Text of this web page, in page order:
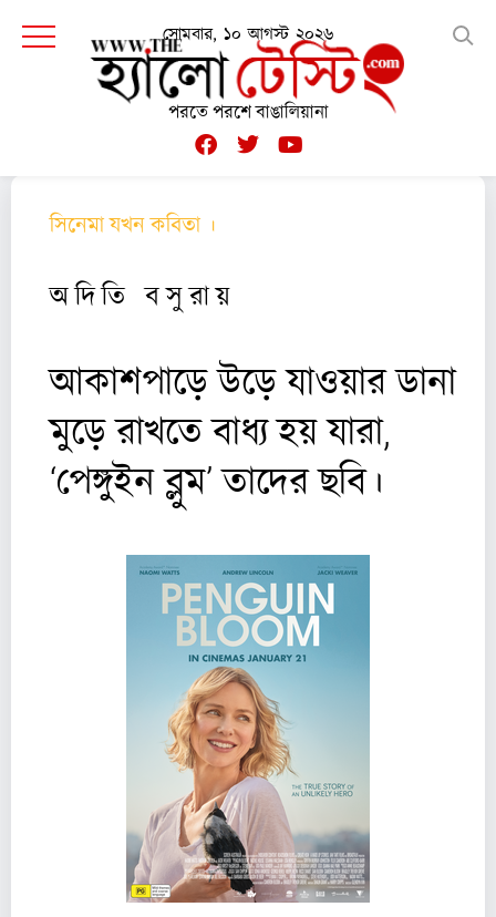
সোমবার, ১০ আগস্ট ২০২৬
পরতে পরশে বাঙালিয়ানা
সিনেমা যখন কবিতা ।
অ দি তি ব সু রা য়
আকাশপাড়ে উড়ে যাওয়ার ডানা
মুড়ে রাখতে বাধ্য হয় যারা,
‘পেঙ্গুইন ব্লুম’ তাদের ছবি।